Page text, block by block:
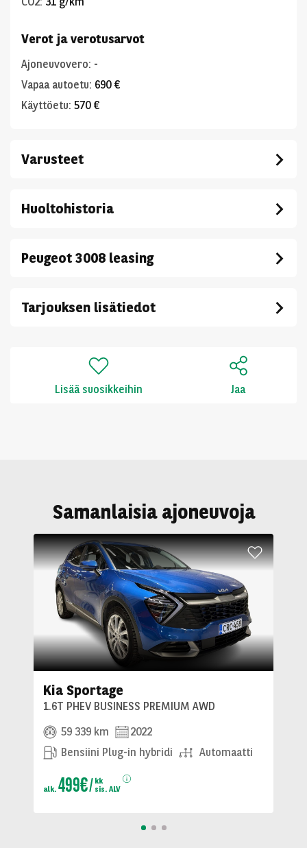
Verot ja verotusarvot
Ajoneuvovero: -
Vapaa autoetu: 690 €
Käyttöetu: 570 €
Varusteet
Huoltohistoria
Peugeot 3008 leasing
Tarjouksen lisätiedot
Lisää suosikkeihin Jaa
Samanlaisia ajoneuvoja
Kia Sportage
1.6T PHEV BUSINESS PREMIUM AWD
59 339 km
2022
Bensiini Plug-in hybridi
Automaatti
alk. 499€
kk
sis. ALV